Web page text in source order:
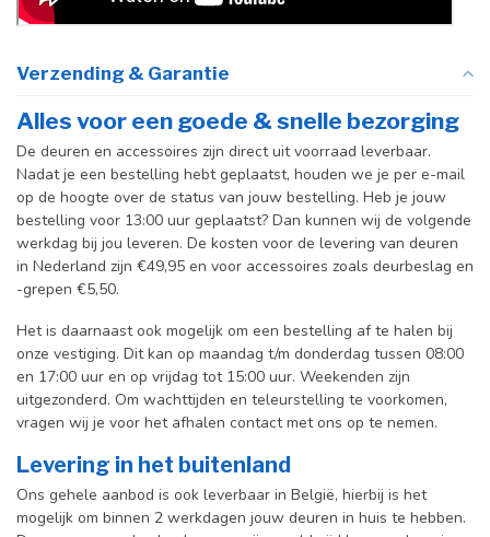
Verzending & Garantie
Alles voor een goede & snelle bezorging
De deuren en accessoires zijn direct uit voorraad leverbaar.
Nadat je een bestelling hebt geplaatst, houden we je per e-mail
op de hoogte over de status van jouw bestelling. Heb je jouw
bestelling voor 13:00 uur geplaatst? Dan kunnen wij de volgende
werkdag bij jou leveren. De kosten voor de levering van deuren
in Nederland zijn €49,95 en voor accessoires zoals deurbeslag en
-grepen €5,50.
Het is daarnaast ook mogelijk om een bestelling af te halen bij
onze vestiging. Dit kan op maandag t/m donderdag tussen 08:00
en 17:00 uur en op vrijdag tot 15:00 uur. Weekenden zijn
uitgezonderd. Om wachttijden en teleurstelling te voorkomen,
vragen wij je voor het afhalen contact met ons op te nemen.
Levering in het buitenland
Ons gehele aanbod is ook leverbaar in België, hierbij is het
mogelijk om binnen 2 werkdagen jouw deuren in huis te hebben.